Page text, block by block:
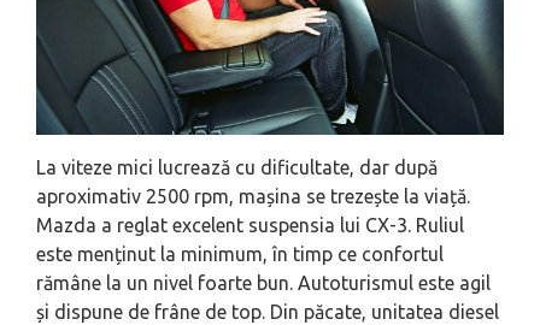
La viteze mici lucrează cu dificultate, dar după
aproximativ 2500 rpm, mașina se trezește la viață.
Mazda a reglat excelent suspensia lui CX-3. Ruliul
este menținut la minimum, în timp ce confortul
rămâne la un nivel foarte bun. Autoturismul este agil
și dispune de frâne de top. Din păcate, unitatea diesel